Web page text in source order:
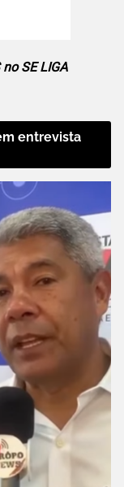
SE LIGA
entrevista